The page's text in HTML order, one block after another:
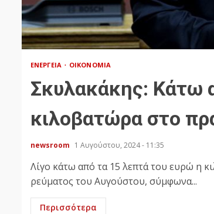
ΕΝΈΡΓΕΙΑ ΟΙΚΟΝΟΜΊΑ
Σκυλακάκης: Κάτω
κιλοβατώρα στο
newsroom 1 Αυγούστου, 2024 - 11:35
Λίγο κάτω από τα 15 λεπτά του ευρώ η
ρεύματος του Αυγούστου, σύμφωνα...
Περισσότερα